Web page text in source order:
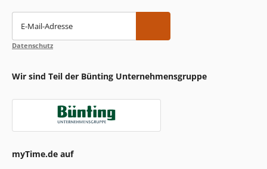
E-Mail-Adresse
Datenschutz
Wir sind Teil der Bünting Unternehmensgruppe
myTime.de auf